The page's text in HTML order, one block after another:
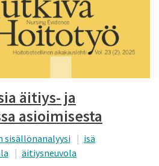
äitiys- ja
asioimisesta
sisällönanalyysi
isä
äitiysneuvola